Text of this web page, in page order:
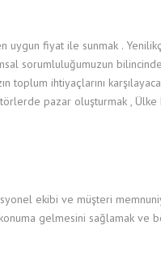
fiyat ile sunmak .
sorumluluğumuzun
toplum ihtiyaçlarını
pazar oluşturmak ,
ekibi ve müşteri
gelmesini sağlamak